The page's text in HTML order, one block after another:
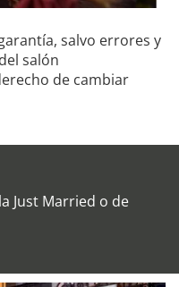
salvo errores y
salón
de cambiar
Just Married o de